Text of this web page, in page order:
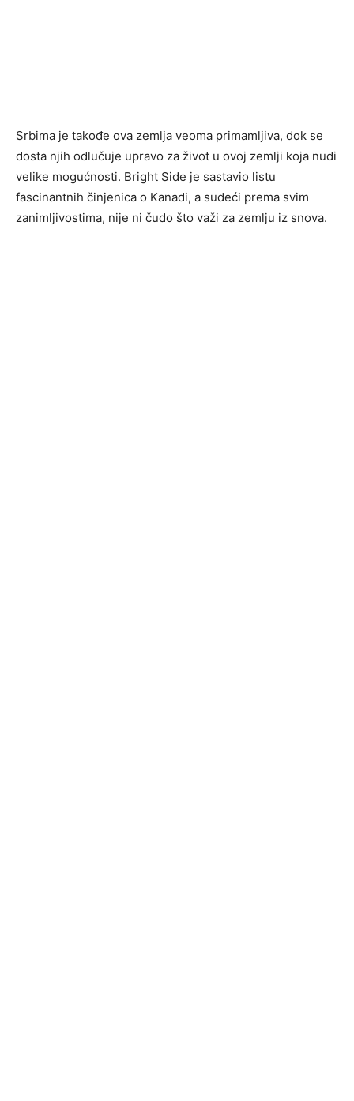
Srbima je takođe ova zemlja veoma primamljiva, dok se
dosta njih odlučuje upravo za život u ovoj zemlji koja nudi
velike mogućnosti. Bright Side je sastavio listu
fascinantnih činjenica o Kanadi, a sudeći prema svim
zanimljivostima, nije ni čudo što važi za zemlju iz snova.